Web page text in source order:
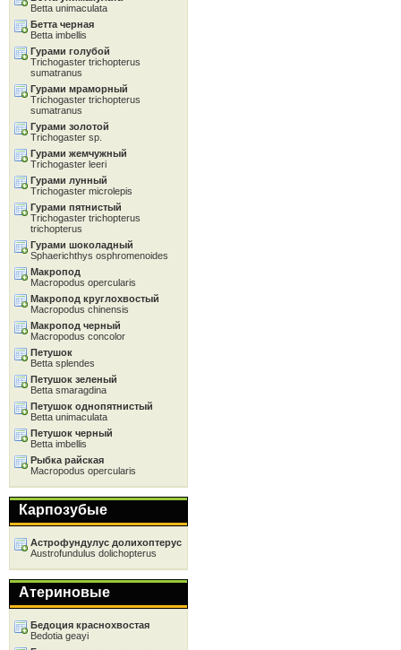
Betta unimaculata
Бетта черная
Betta imbellis
Гурами голубой
Trichogaster trichopterus
sumatranus
Гурами мраморный
Trichogaster trichopterus
sumatranus
Гурами золотой
Trichogaster sp.
Гурами жемчужный
Trichogaster leeri
Гурами лунный
Trichogaster microlepis
Гурами пятнистый
Trichogaster trichopterus
trichopterus
Гурами шоколадный
Sphaerichthys osphromenoides
Макропод
Macropodus opercularis
Макропод круглохвостый
Macropodus chinensis
Макропод черный
Macropodus concolor
Петушок
Betta splendes
Петушок зеленый
Betta smaragdina
Петушок однопятнистый
Betta unimaculata
Петушок черный
Betta imbellis
Рыбка райская
Macropodus opercularis
Карпозубые
Астрофундулус долихоптерус
Austrofundulus dolichopterus
Атериновые
Бедоция краснохвостая
Bedotia geayi